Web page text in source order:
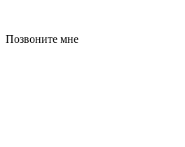
Позвоните мне